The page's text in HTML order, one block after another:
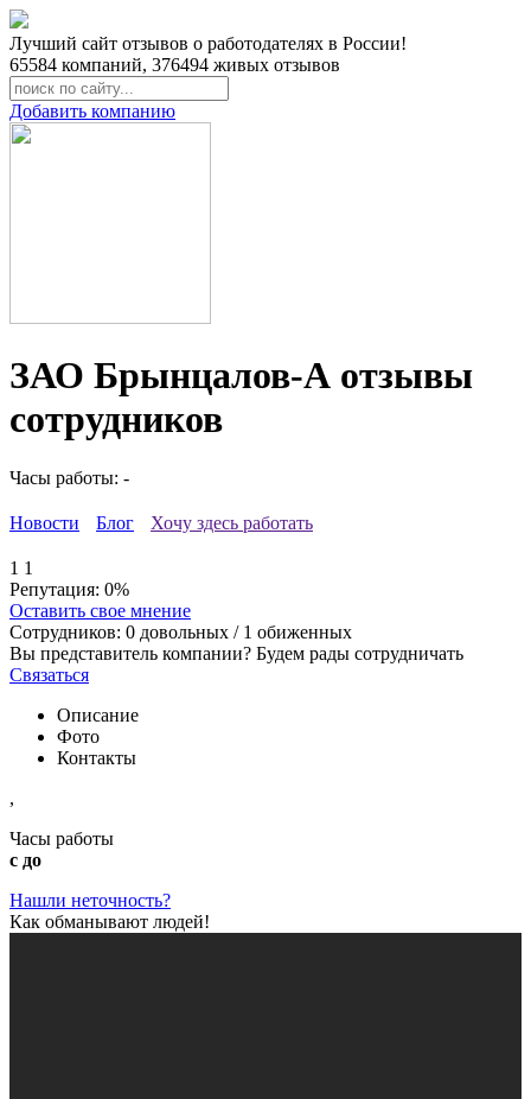
Лучший сайт отзывов о работодателях в России!
65584 компаний, 376494 живых отзывов
Добавить компанию
ЗАО Брынцалов-А отзывы
сотрудников
Часы работы: -
Новости Блог Хочу здесь работать
1 1
Репутация: 0%
Оставить свое мнение
Сотрудников: 0 довольных / 1 обиженных
Вы представитель компании? Будем рады сотрудничать
Связаться
Описание
Фото
Контакты
,
Часы работы
с до
Нашли неточность?
Как обманывают людей!